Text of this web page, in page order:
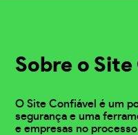
Sobre o Site
O Site Confiável é um
segurança e uma
e empresas no